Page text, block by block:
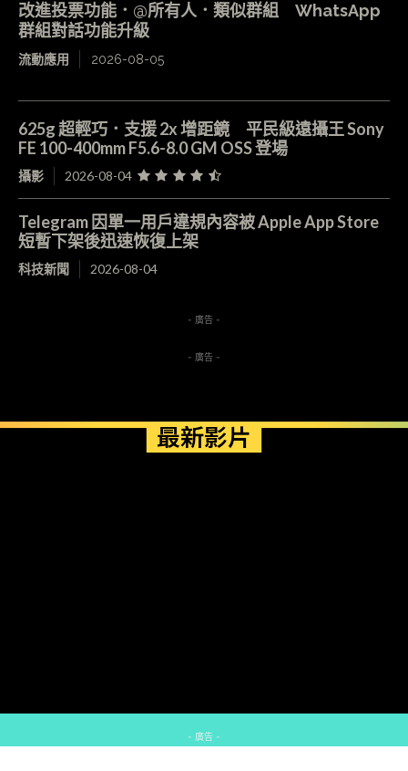
改進投票功能．@所有人．類似群組 WhatsApp
群組對話功能升級
流動應用 2026-08-05
625g 超輕巧．支援 2x 增距鏡 平民級遠攝王 Sony
FE 100-400mm F5.6-8.0 GM OSS 登場
攝影 2026-08-04
Telegram 因單一用戶違規內容被 Apple App Store
短暫下架後迅速恢復上架
科技新聞 2026-08-04
- 廣告 -
- 廣告 -
最新影片
- 廣告 -